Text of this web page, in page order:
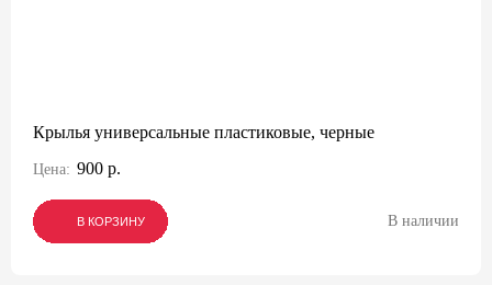
Крылья универсальные пластиковые, черные
Цена: 900 р.
В КОРЗИНУ
В КОРЗИНУ
В КОРЗИНУ В наличии